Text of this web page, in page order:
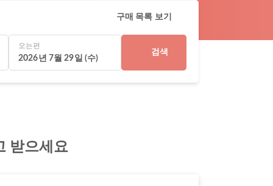
구매 목록 보기
오는편
2026년 7월 29일 (수)
검색
받으세요